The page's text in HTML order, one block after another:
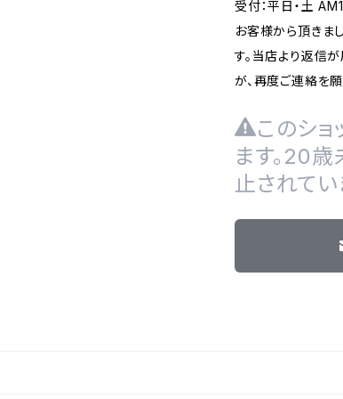
受付：平日・土
お客様から頂きま
す。当店より返信
が、再度ご連絡を願
このシ
ます。20
止されてい